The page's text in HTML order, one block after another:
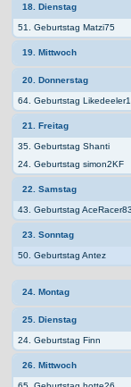
18. Dienstag
51. Geburtstag Matzi75
19. Mittwoch
20. Donnerstag
64. Geburtstag
21. Freitag
35. Geburtstag Shanti
24. Geburtstag simon2KF
22. Samstag
43. Geburtstag AceRacer83
23. Sonntag
50. Geburtstag Antez
24. Montag
25. Dienstag
24. Geburtstag Finn
26. Mittwoch